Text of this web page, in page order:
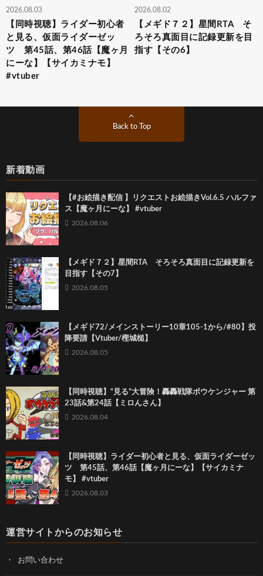
2026.08.03
【同時視聴】ライダー初心者
と見る、仮面ライダーゼッ
ツ 第45話、第46話【魔ヶ月
にーな】【サイカミナモ】
#vtuber
2026.08.02
【メギド７２】星間RTA そ
ろそろ真面目に記録更新を目
指す【その6】
Back to Top
新着動画
【#お絵描き配信 】リクエストお絵描きVol.6.5 ハルファ
ス【魔ヶ月にーな】 #vtuber
2026.08.06
【メギド７２】星間RTA そろそろ真面目に記録更新を
目指す【その7】
2026.08.05
【メギド72/メインストーリー10章105-1から/#80】投
降要請【Vtuber/樫城槌】
2026.08.05
【同時視聴】“見る”大冒険！轟轟戦隊ボウケンジャー 第
23話&第24話【ミロんさん】
2026.08.04
【同時視聴】ライダー初心者と見る、仮面ライダーゼッ
ツ 第45話、第46話【魔ヶ月にーな】【サイカミナ
モ】 #vtuber
2026.08.03
運営サイトからのお知らせ
お問い合わせ